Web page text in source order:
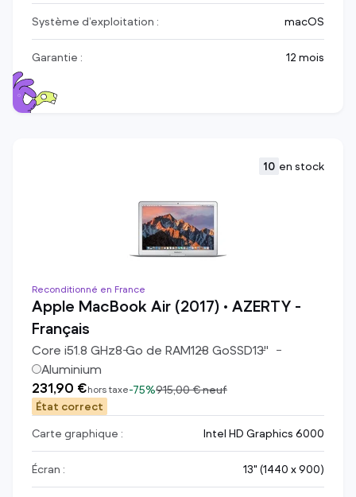
Système d’exploitation : macOS
Garantie : 12 mois
10 en stock
Reconditionné en France
Apple MacBook Air (2017) • AZERTY -
Français
Core i51.8 GHz8Go de RAM128 GoSSD13"
Aluminium
231,90 €hors taxe-75%915,00 €neuf
État correct
Carte graphique :
Intel HD Graphics 6000
Écran : 13" (1440 x 900)